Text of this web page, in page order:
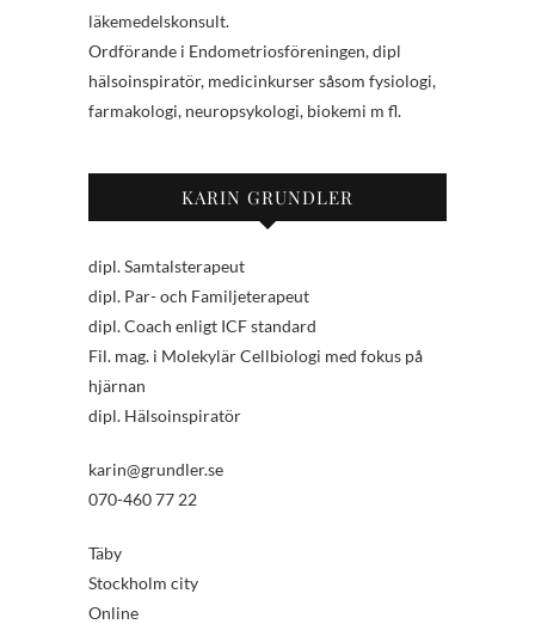
läkemedelskonsult.
Ordförande i Endometriosföreningen, dipl
hälsoinspiratör, medicinkurser såsom fysiologi,
farmakologi, neuropsykologi, biokemi m fl.
KARIN GRUNDLER
dipl. Samtalsterapeut
dipl. Par- och Familjeterapeut
dipl. Coach enligt ICF standard
Fil. mag. i Molekylär Cellbiologi med fokus på
hjärnan
dipl. Hälsoinspiratör
karin@grundler.se
070-460 77 22
Täby
Stockholm city
Online